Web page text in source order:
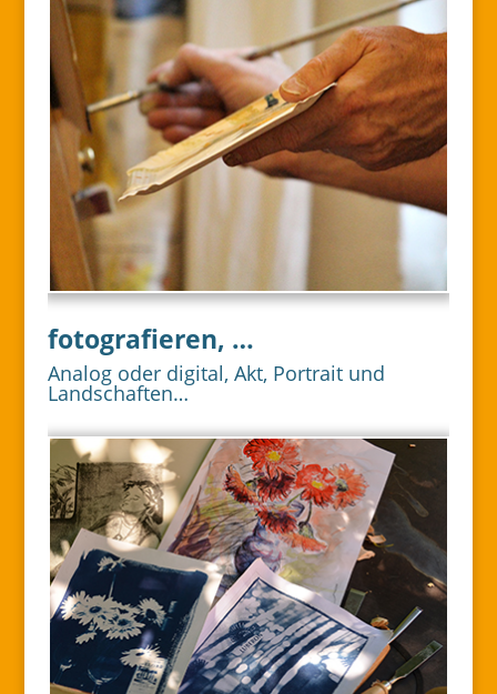
fotografieren, …
Analog oder digital, Akt, Portrait und
Landschaften…